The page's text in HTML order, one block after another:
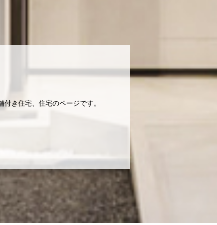
き住宅、住宅のページです。